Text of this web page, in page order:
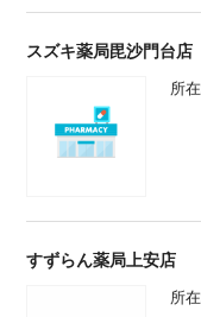
スズキ薬局毘沙門台店
所
すずらん薬局上安店
所